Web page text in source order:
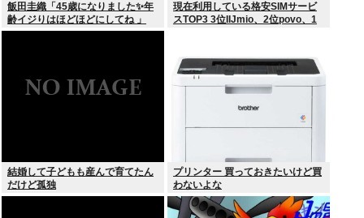
飯田圭織「45歳になりました✨年
齢イジりはほどほどにしてね 」
現在利用している格安SIMサービ
スTOP3 3位IIJmio、2位povo、1
結婚して子どもも産んで育てたん
だけど孤独
プリンター 買っておきたいけど買
わないよな